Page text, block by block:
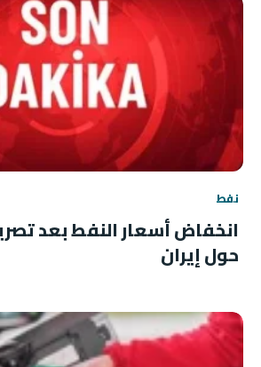
نفط
انخفاض أسعار النفط بعد
حول إيران